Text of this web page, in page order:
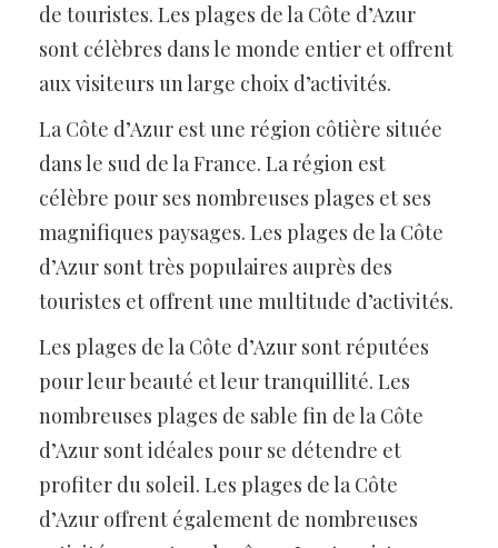
de touristes. Les plages de la Côte d’Azur
sont célèbres dans le monde entier et offrent
aux visiteurs un large choix d’activités.
La Côte d’Azur est une région côtière située
dans le sud de la France. La région est
célèbre pour ses nombreuses plages et ses
magnifiques paysages. Les plages de la Côte
d’Azur sont très populaires auprès des
touristes et offrent une multitude d’activités.
Les plages de la Côte d’Azur sont réputées
pour leur beauté et leur tranquillité. Les
nombreuses plages de sable fin de la Côte
d’Azur sont idéales pour se détendre et
profiter du soleil. Les plages de la Côte
d’Azur offrent également de nombreuses